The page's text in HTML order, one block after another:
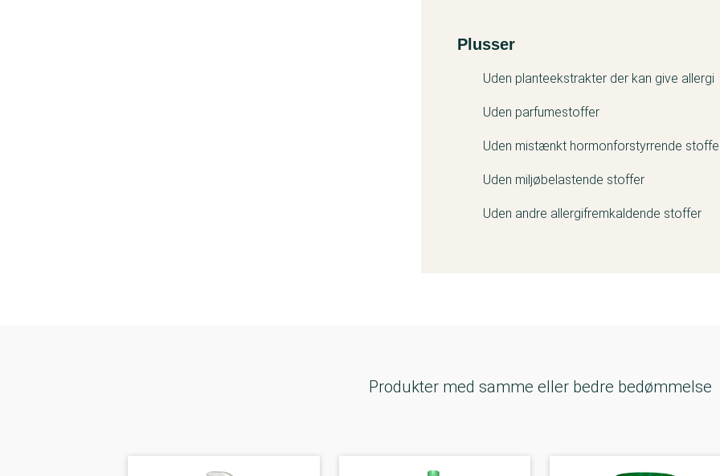
Kemitest
Plusser
Uden planteekstrakter der kan give allergi
Uden parfumestoffer
Uden mistænkt hormonforstyrrende
Uden miljøbelastende stoffer
Uden andre allergifremkaldende stoffer
Produkter med samme eller bedre bedømmelse